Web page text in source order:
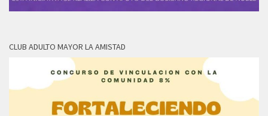
CLUB ADULTO MAYOR LA AMISTAD